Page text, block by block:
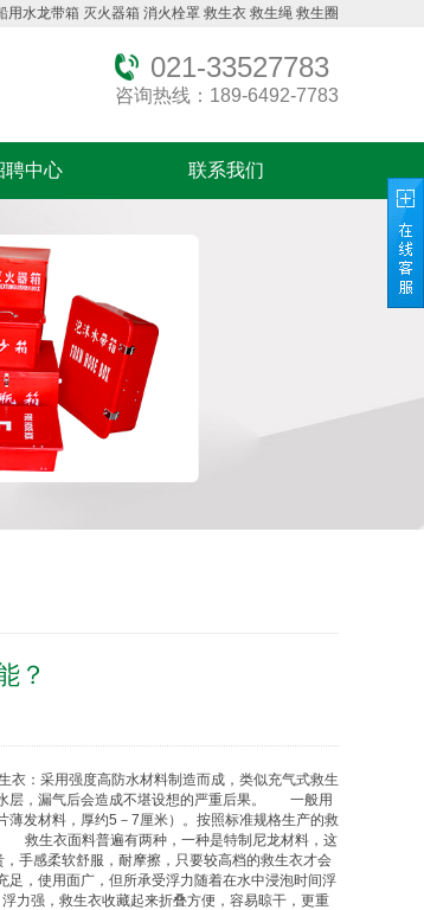
用水龙带箱 灭火器箱 消火栓罩 救生衣 救生绳 救生圈
021-33527783
咨询热线：189-6492-7783
聘中心 联系我们
？
衣 ：采用强度高防水材料制造而成，类似充气式救生
层，漏气后会造成不堪设想的严重后果。 一般用
发材料，厚约5－7厘米）。按照标准规格生产的救
救生衣面料普遍有两种，一种是特制尼龙材料，这
手感柔软舒服，耐摩擦，只要较高档的救生衣才会
，使用面广，但所承受浮力随着在水中浸泡时间浮
力强， 救生衣收藏起来折叠方便，容易晾干，更重